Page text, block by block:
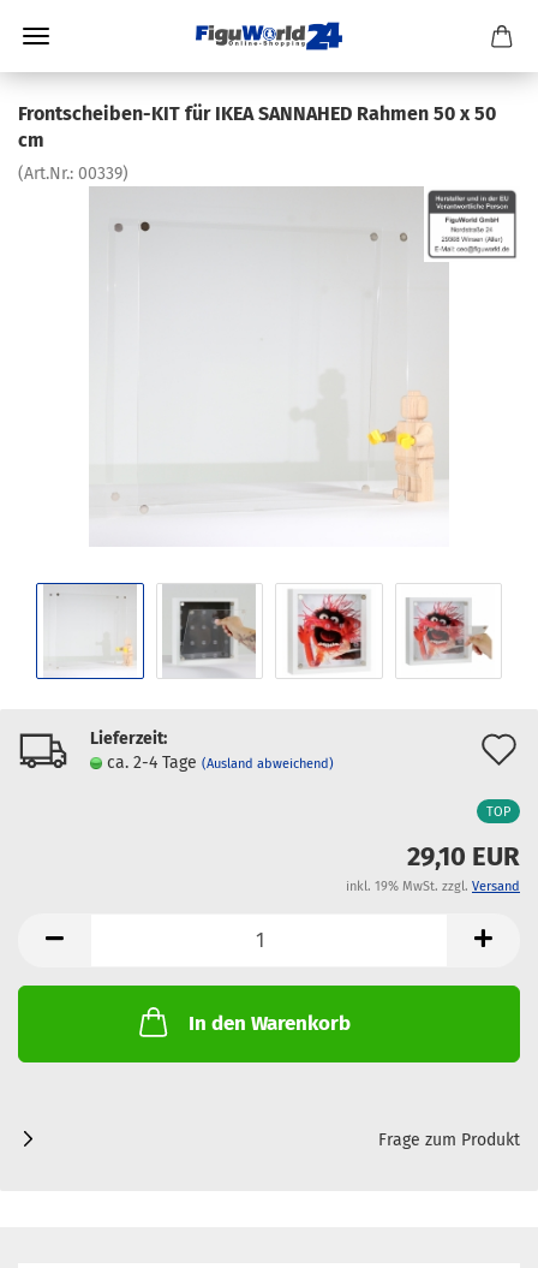
Frontscheiben-KIT für IKEA SANNAHED Rahmen 50 x 50
cm
(Art.Nr.: 00339)
Lieferzeit:
ca. 2-4 Tage (Ausland abweichend)
TOP
29,10 EUR
inkl. 19% MwSt. zzgl. Versand
In den Warenkorb
Frage zum Produkt